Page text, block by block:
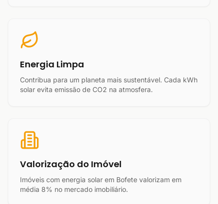
Energia Limpa
Contribua para um planeta mais sustentável. Cada kWh
solar evita emissão de CO2 na atmosfera.
Valorização do Imóvel
Imóveis com energia solar em Bofete valorizam em
média 8% no mercado imobiliário.